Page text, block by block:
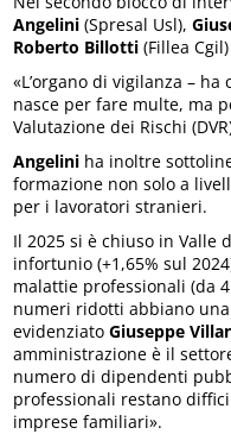
Angelini (Spresal Usl),
Roberto Billotti (Fillea
«L’organo di vigilanza – ha
nasce per fare multe, ma
Valutazione dei Rischi
Angelini ha inoltre
formazione non solo a
per i lavoratori stranieri.
Il 2025 si è chiuso in Valle
infortunio (+1,65% sul
malattie professionali (da
numeri ridotti abbiano
evidenziatoGiuseppe
amministrazione è il
numero di dipendenti
professionali restano
imprese familiari».